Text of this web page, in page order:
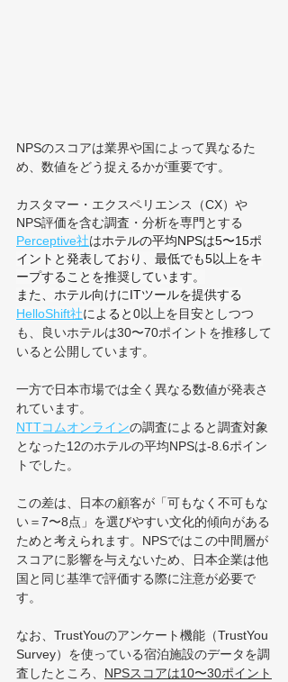
NPSのスコアは業界や国によって異なるた
め、数値をどう捉えるかが重要です。
カスタマー・エクスペリエンス（CX）や
NPS評価を含む調査・分析を専門とする
Perceptive社はホテルの平均NPSは5〜15ポ
イントと発表しており、最低でも5以上をキ
ープすることを推奨しています。
また、ホテル向けにITツールを提供する
HelloShift社によると0以上を目安としつつ
も、良いホテルは30〜70ポイントを推移して
いると公開しています。
一方で日本市場では全く異なる数値が発表さ
れています。
NTTコムオンラインの調査によると調査対象
となった12のホテルの平均NPSは-8.6ポイン
トでした。
この差は、日本の顧客が「可もなく不可もな
い＝7〜8点」を選びやすい文化的傾向がある
ためと考えられます。NPSではこの中間層が
スコアに影響を与えないため、日本企業は他
国と同じ基準で評価する際に注意が必要で
す。
なお、TrustYouのアンケート機能（TrustYou
Survey）を使っている宿泊施設のデータを調
査したところ、 NPSスコアは10〜30ポイント